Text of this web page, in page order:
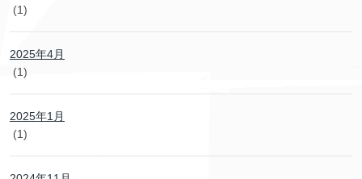
(1)
2025年4月
(1)
2025年1月
(1)